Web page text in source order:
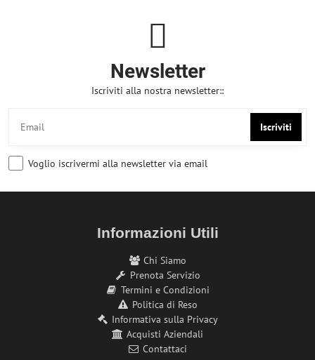
Newsletter
Iscriviti alla nostra newsletter::
Iscriviti
Voglio iscrivermi alla newsletter via email
Informazioni Utili
Chi Siamo
Prenota Servizio
Termini e Condizioni
Politica di Reso
Informativa sulla Privacy
Acquisti Aziendali
Contattaci